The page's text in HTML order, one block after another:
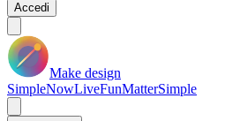
Accedi
Make design
SimpleNowLiveFunMatterSimple